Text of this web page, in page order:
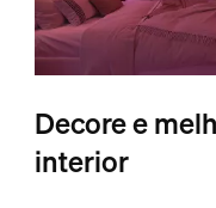
Decore e
interior